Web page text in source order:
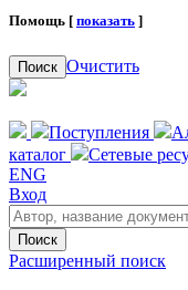
Помощь [ показать ]
Поиск Очистить
Поступления
каталог
Сетевые
ENG
Вход
Поиск
Расширенный поиск